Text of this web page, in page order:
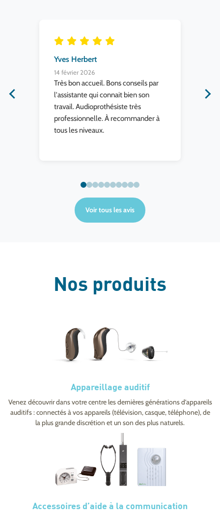
Yves Herbert
14 février 2026
Très bon accueil. Bons conseils par
l'assistante qui connait bien son
travail. Audioprothésiste très
professionnelle. À recommander à
tous les niveaux.
Voir tous les avis
Nos produits
Appareillage auditif
Venez découvrir dans votre centre les dernières générations d’appareils
auditifs : connectés à vos appareils (télévision, casque, téléphone), de
la plus grande discrétion et un son des plus naturels.
Accessoires d’aide à la communication